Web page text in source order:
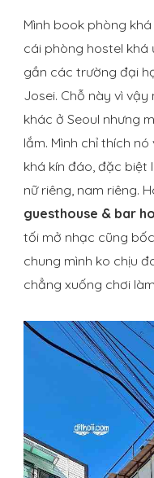
Mình book phòng
cái phòng hostel khá
gần các trường đại
Josei. Chỗ này vì
khác ở Seoul nhưng
lắm. Mình chỉ thích
khá kín đáo, đặc
nữ riêng, nam riêng.
guesthouse & bar
tối mở nhạc cũng
chung mình ko chịu
chẳng xuống chơi